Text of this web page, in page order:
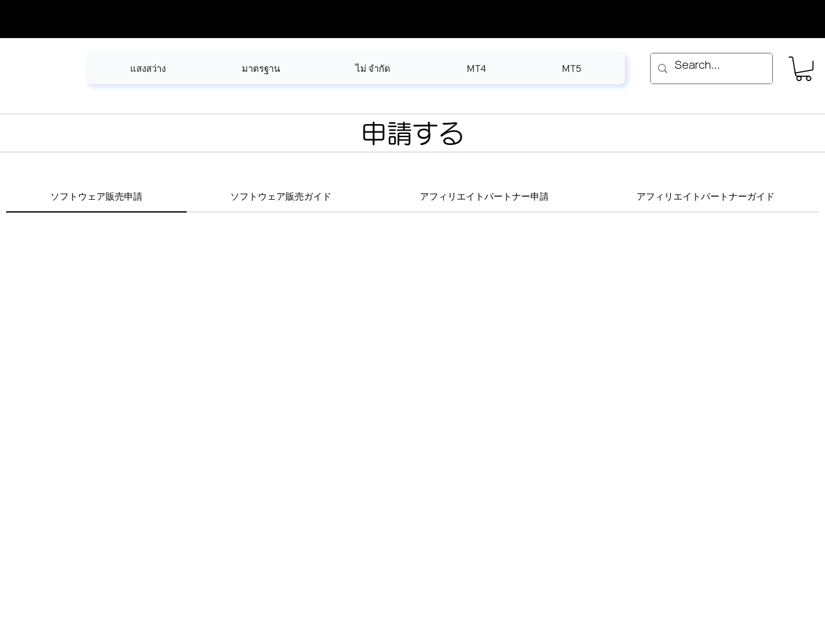
แสงสว่าง มาตรฐาน ไม่ จำกัด MT4 MT5
​申請する
ソフトウェア販売申請 ソフトウェア販売ガイド アフィリエイトパートナー申請 アフィリエイトパートナーガイド